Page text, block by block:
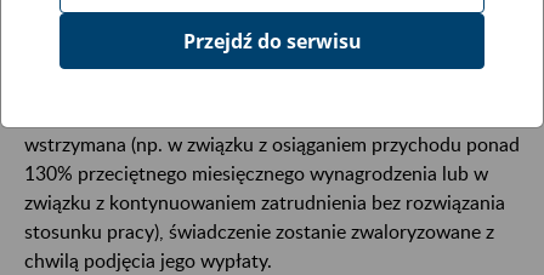
Zakład Ubezpieczeń Społecznych waloryzuje wszystkie
wstrzymana (np. w związku z osiąganiem przychodu ponad
130% przeciętnego miesięcznego wynagrodzenia lub w
związku z kontynuowaniem zatrudnienia bez rozwiązania
stosunku pracy), świadczenie zostanie zwaloryzowane z
chwilą podjęcia jego wypłaty.
Przejdź do serwisu